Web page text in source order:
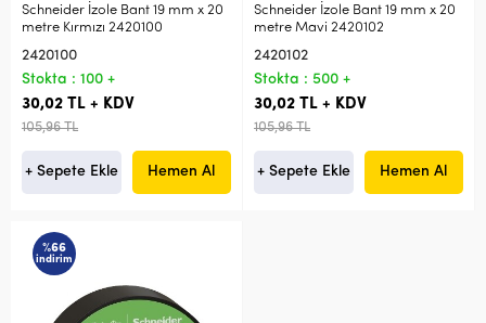
Schneider İzole Bant 19 mm x 20
metre Kırmızı 2420100
2420100
Stokta : 100 +
30,02 TL + KDV
105,96 TL
+ Sepete Ekle Hemen Al
Schneider İzole Bant 19 mm x 20
metre Mavi 2420102
2420102
Stokta : 500 +
30,02 TL + KDV
105,96 TL
+ Sepete Ekle Hemen Al
%66
indirim